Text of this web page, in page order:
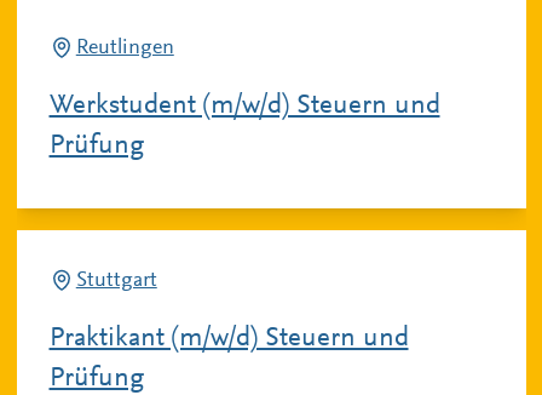
Reutlingen
Werkstudent (m/w/d) Steuern und
Prüfung
Stuttgart
Praktikant (m/w/d) Steuern und
Prüfung